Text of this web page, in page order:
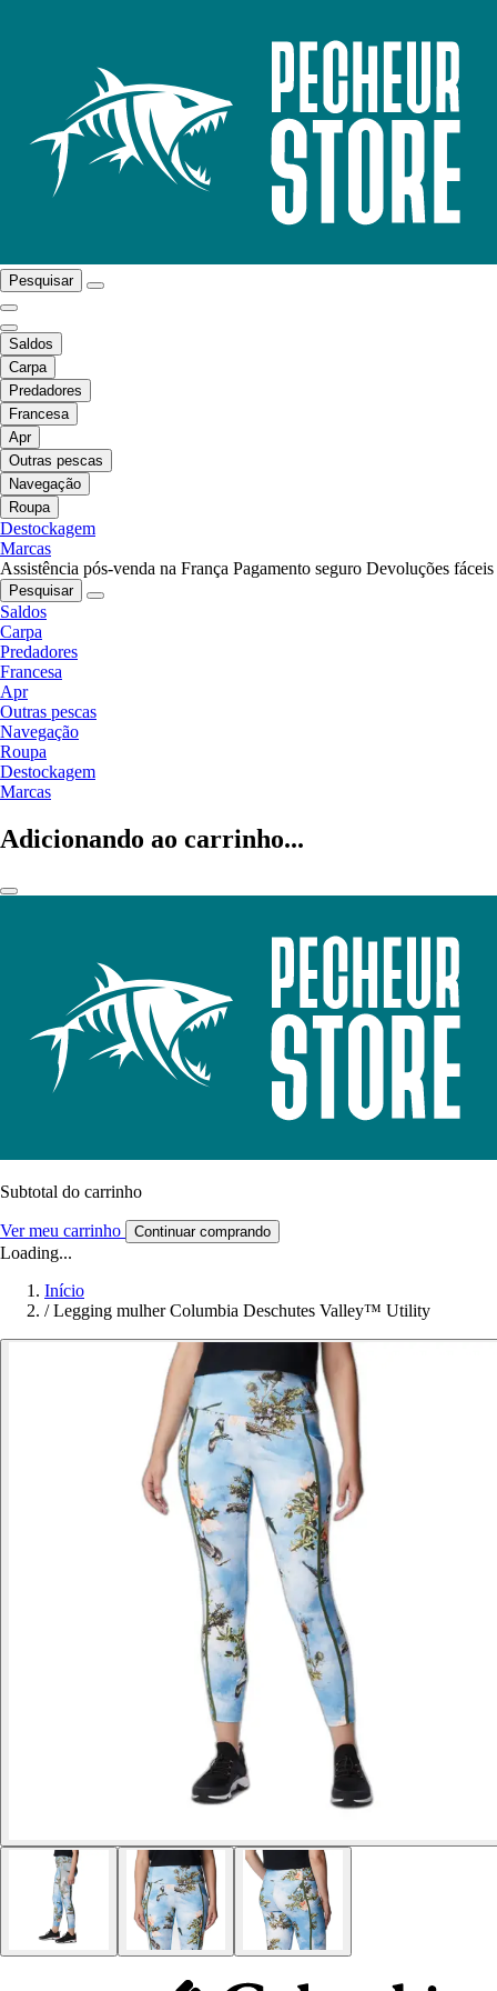
Pesquisar
Saldos
Carpa
Predadores
Francesa
Apr
Outras pescas
Navegação
Roupa
Destockagem
Marcas
Assistência pós-venda na França Pagamento seguro Devoluções fáceis
Pesquisar
Saldos
Carpa
Predadores
Francesa
Apr
Outras pescas
Navegação
Roupa
Destockagem
Marcas
Adicionando ao carrinho...
Subtotal do carrinho
Ver meu carrinho Continuar comprando
Loading...
Início
/ Legging mulher Columbia Deschutes Valley™ Utility